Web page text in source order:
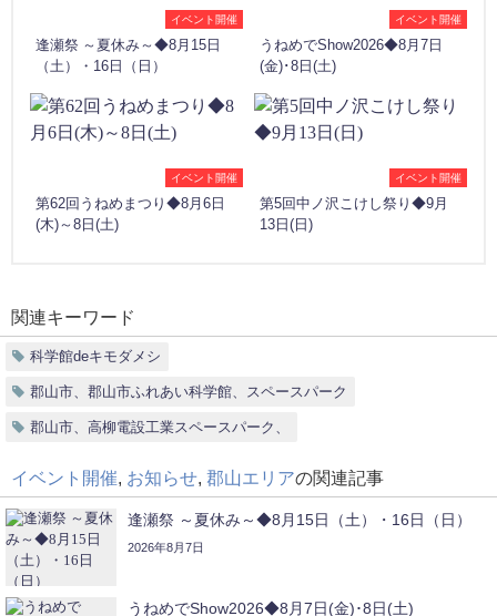
イベント開催
逢瀬祭 ～夏休み～◆8月15日
（土）・16日（日）
イベント開催
うねめでShow2026◆8月7日
(金)･8日(土)
イベント開催
第62回うねめまつり◆8月6日
(木)～8日(土)
イベント開催
第5回中ノ沢こけし祭り◆9月
13日(日)
関連キーワード
科学館deキモダメシ
郡山市、郡山市ふれあい科学館、スペースパーク
郡山市、高柳電設工業スペースパーク、
イベント開催 お知らせ 郡山エリアの関連記事
逢瀬祭 ～夏休み～◆8月15日（土）・16日（日）
2026年8月7日
うねめでShow2026◆8月7日(金)･8日(土)